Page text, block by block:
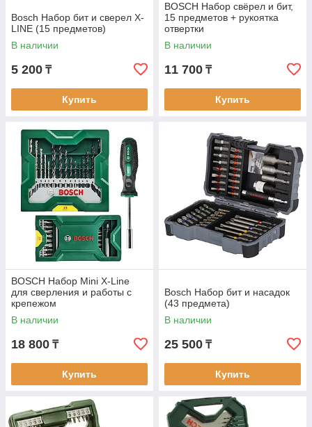
Bosch Набор бит и сверел X-
LINE (15 предметов)
В наличии
5 200 ₸
Купить
BOSCH Набор свёрел и бит,
15 предметов + рукоятка
отвертки
В наличии
11 700 ₸
Купить
BOSCH Набор Mini X-Line
для сверления и работы с
крепежом
В наличии
18 800 ₸
Купить
Bosch Набор бит и насадок
(43 предмета)
В наличии
25 500 ₸
Купить